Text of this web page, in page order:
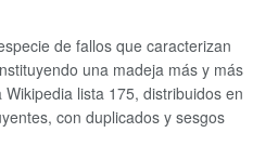
de fallos que caracterizan
una madeja más y más
lista 175, distribuidos en
con duplicados y sesgos